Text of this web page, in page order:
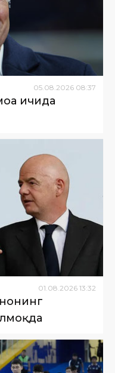
05.08.2026 08:37
ичида
01 08 2026 13:32